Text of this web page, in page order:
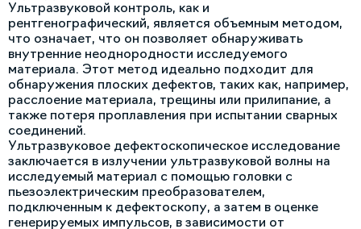
Ультразвуковой контроль, как и
рентгенографический, является объемным методом,
что означает, что он позволяет обнаруживать
внутренние неоднородности исследуемого
материала. Этот метод идеально подходит для
обнаружения плоских дефектов, таких как, например,
расслоение материала, трещины или прилипание, а
также потеря проплавления при испытании сварных
соединений.
Ультразвуковое дефектоскопическое исследование
заключается в излучении ультразвуковой волны на
исследуемый материал с помощью головки с
пьезоэлектрическим преобразователем,
подключенным к дефектоскопу, а затем в оценке
генерируемых импульсов, в зависимости от